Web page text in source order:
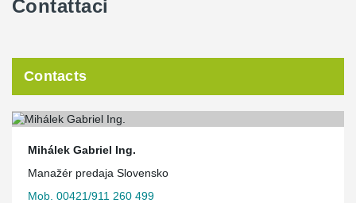
Contattaci
Contacts
Mihálek Gabriel Ing.
Manažér predaja Slovensko
Mob. 00421/911 260 499